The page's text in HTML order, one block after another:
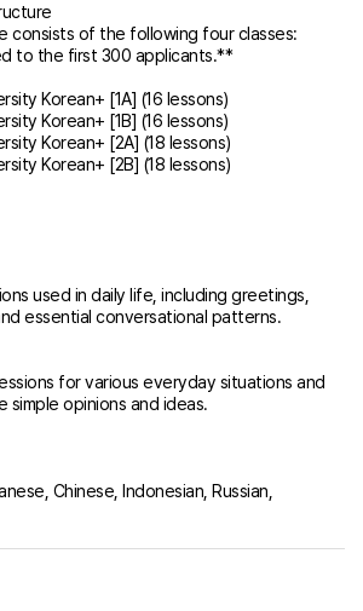
consists of the following four classes:
to the first 300 applicants.**
Korean+ [1A] (16 lessons)
Korean+ [1B] (16 lessons)
Korean+ [2A] (18 lessons)
Korean+ [2B] (18 lessons)
used in daily life, including greetings,
essential conversational patterns.
for various everyday situations and
simple opinions and ideas.
Chinese, Indonesian, Russian,